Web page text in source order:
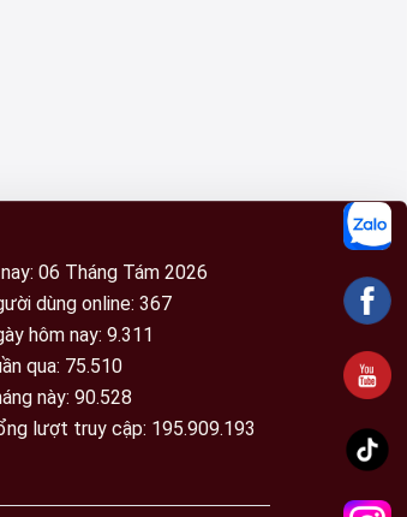
06 Tháng Tám 2026
dùng online: 367
hôm nay: 9.311
qua: 75.510
này: 90.528
lượt truy cập: 195.909.193